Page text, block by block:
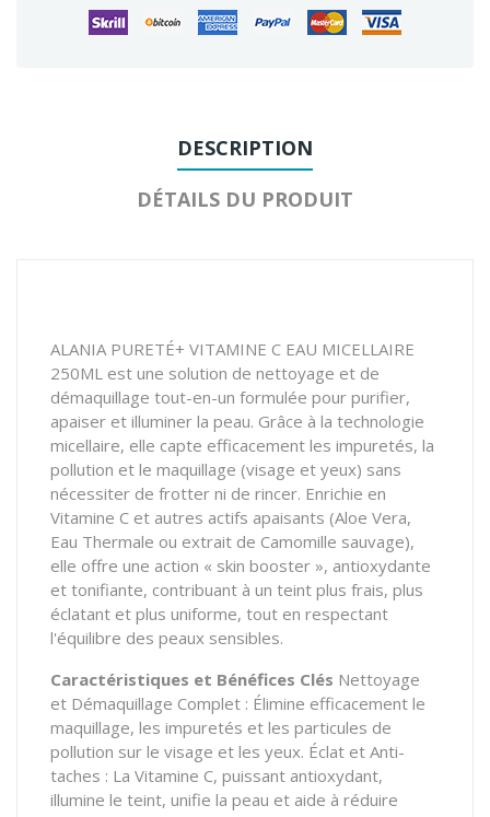
DESCRIPTION
DÉTAILS DU PRODUIT
ALANIA PURETÉ+ VITAMINE C EAU MICELLAIRE
250ML est une solution de nettoyage et de
démaquillage tout-en-un formulée pour purifier,
apaiser et illuminer la peau. Grâce à la technologie
micellaire, elle capte efficacement les impuretés, la
pollution et le maquillage (visage et yeux) sans
nécessiter de frotter ni de rincer. Enrichie en
Vitamine C et autres actifs apaisants (Aloe Vera,
Eau Thermale ou extrait de Camomille sauvage),
elle offre une action « skin booster », antioxydante
et tonifiante, contribuant à un teint plus frais, plus
éclatant et plus uniforme, tout en respectant
l'équilibre des peaux sensibles.
Caractéristiques et Bénéfices Clés Nettoyage
et Démaquillage Complet : Élimine efficacement le
maquillage, les impuretés et les particules de
pollution sur le visage et les yeux. Éclat et Anti-
taches : La Vitamine C, puissant antioxydant,
illumine le teint, unifie la peau et aide à réduire